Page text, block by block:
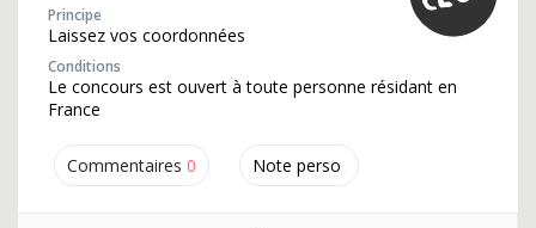
Commentaires 0 Note perso
Principe
Laissez vos coordonnées
Conditions
Le concours est ouvert à toute personne résidant en
France